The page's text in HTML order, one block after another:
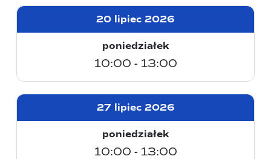
20 lipiec 2026
poniedziałek
10:00 - 13:00
27 lipiec 2026
poniedziałek
10:00 - 13:00